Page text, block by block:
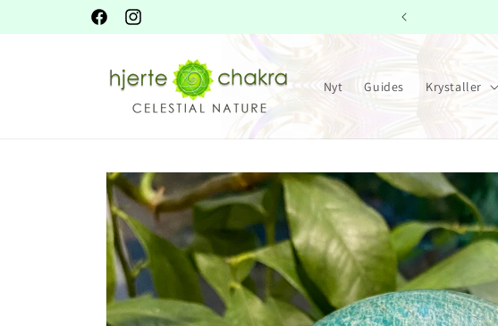
FacebookInstagram
Nyt Guides Krystaller
Gå til
produktoplysninger